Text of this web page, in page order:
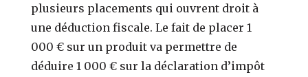
plusieurs placements qui ouvrent droit à
une déduction fiscale. Le fait de placer 1
000 € sur un produit va permettre de
déduire 1 000 € sur la déclaration d’impôt